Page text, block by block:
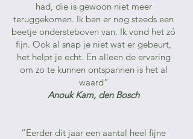
had, die is gewoon niet meer
teruggekomen. Ik ben er nog steeds een
beetje ondersteboven van. Ik vond het zó
fijn. Ook al snap je niet wat er gebeurt,
het helpt je echt. En alleen de ervaring
om zo te kunnen ontspannen is het al
waard”
Anouk Kam, den Bosch
“Eerder dit jaar een aantal heel fijne